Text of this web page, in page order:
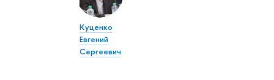
Куценко
Евгений
Сергеевич